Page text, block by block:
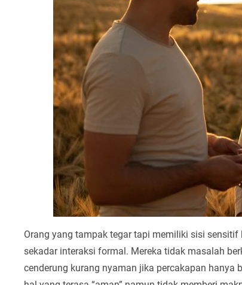
Orang yang tampak tegar tapi memiliki sisi
sekadar interaksi formal. Mereka tidak masalah
cenderung kurang nyaman jika percakapan hanya